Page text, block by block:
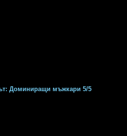
Доминиращи мъжкари 5/5